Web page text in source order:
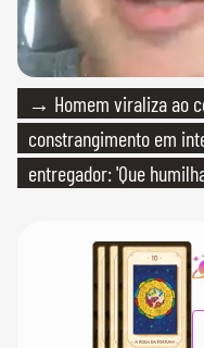
→ Homem viraliza ao
constrangimento em
entregador: 'Que